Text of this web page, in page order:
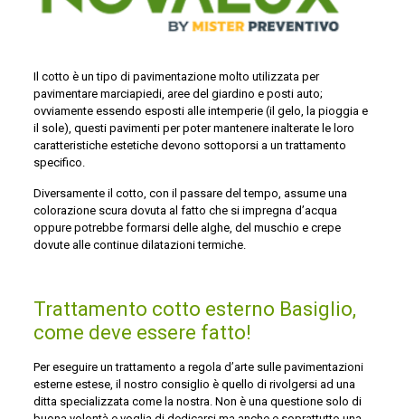
Il cotto è un tipo di pavimentazione molto utilizzata per
pavimentare marciapiedi, aree del giardino e posti auto;
ovviamente essendo esposti alle intemperie (il gelo, la pioggia e
il sole), questi pavimenti per poter mantenere inalterate le loro
caratteristiche estetiche devono sottoporsi a un trattamento
specifico.
Diversamente il cotto, con il passare del tempo, assume una
colorazione scura dovuta al fatto che si impregna d’acqua
oppure potrebbe formarsi delle alghe, del muschio e crepe
dovute alle continue dilatazioni termiche.
Trattamento cotto esterno Basiglio,
come deve essere fatto!
Per eseguire un trattamento a regola d’arte sulle pavimentazioni
esterne estese, il nostro consiglio è quello di rivolgersi ad una
ditta specializzata come la nostra. Non è una questione solo di